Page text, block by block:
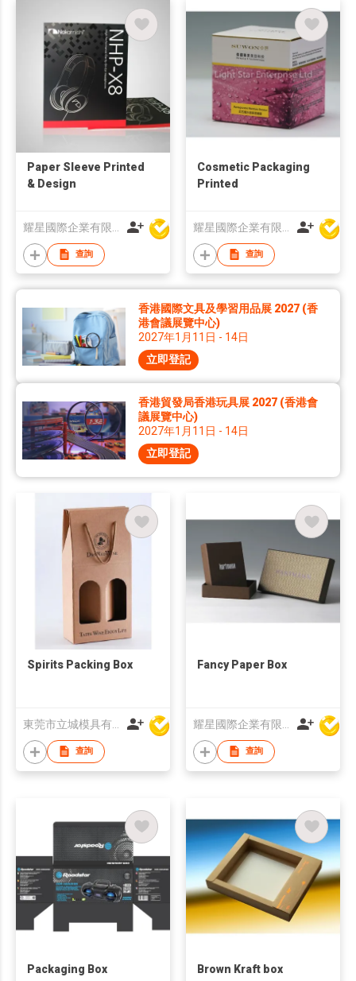
Paper Sleeve Printed
& Design
查詢
Cosmetic Packaging
Printed
查詢
香港國際文具及學習用品展 2027 (香
港會議展覽中心)
2027年1月11日 - 14日
立即登記
香港貿發局香港玩具展 2027 (香港會
議展覽中心)
2027年1月11日 - 14日
立即登記
Spirits Packing Box
查詢
Fancy Paper Box
查詢
Packaging Box Brown Kraft box